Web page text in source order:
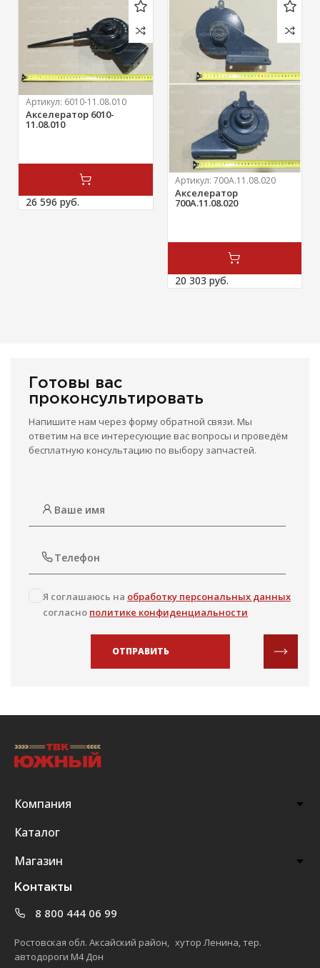
Артикул: 6010-11.08.010
Акселератор 6010-
11.08.010
26 596 руб.
Артикул: 700А.11.08.020
Акселератор
700А.11.08.020
20 303 руб.
Готовы вас
проконсультировать
Напишите нам через форму обратной связи. Мы
ответим на все интересующие вас вопросы и проведём
бесплатную консультацию по выбору запчастей.
Я соглашаюсь на обработку персональных данных
согласно политике конфиденциальности
ОТПРАВИТЬ
Компания
Каталог
Магазин
Контакты
8 800 444 06 99
Ростовская обл. Аксайский район, хутор Ленина, тер.
автодороги М4 Дон